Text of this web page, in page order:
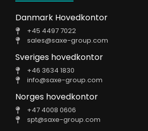
Danmark Hovedkontor
+45 4497 7022
sales@saxe-group.com
Sveriges hovedkontor
+46 3634 1830
info@saxe-group.com
Norges hovedkontor
+47 4008 0606
spt@saxe-group.com